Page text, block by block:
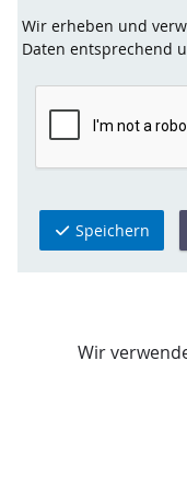
Wir erheben und
Daten entsprechend
Speichern
Wir